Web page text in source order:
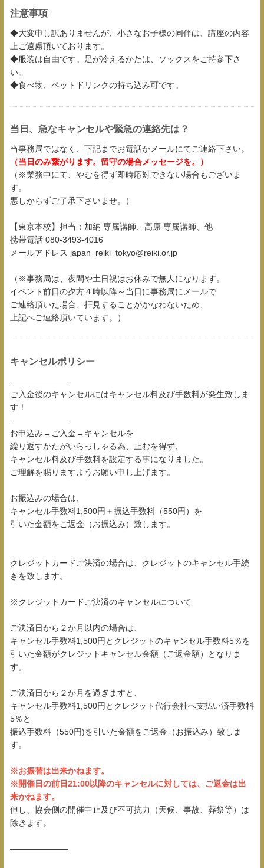
注意事項
◆大変申し訳ありませんが、小さなお子様の同伴は、講座の内容
上ご遠慮頂いております。
◆服装は自由です。足が冷えるかたは、ソックスをご持参下さ
い。
◆食べ物、ペットドリンクの持ち込み可です。
当日、急なキャンセルや緊急の連絡先は？
当事務局ではなく、下記までお電話かメールにてご連絡下さい。
（当日のみ繋がります。留守の場合メッセージを。）
（※業務中にて、やむを得ず即時応対できない場合もございま
す。
悪しからずご了承下さいませ。）
【東京本校】担当：加納 専属講師、高原 専属講師、他
携帯電話 080-3493-4016
メールアドレス japan_reiki_tokyo@reiki.or.jp
（※事務局は、夜間や土日祝はお休みで無人になります。
イベント前日の夕方４時以降～当日に事務局にメールで
ご連絡頂いた場合、拝見することがかなわないため、
上記へご連絡頂いています。）
キャンセルポリシー
―――――――
ご入金後のキャンセルにはキャンセル料及び手数料が発生致しま
す！
―――――――
お申込み→ご入金→キャンセルを
繰り返すかたがいらっしゃる為、止むを得ず、
キャンセル料及び手数料を設定する事になりました。
ご理解を賜りますようお願い申し上げます。
お振込みの場合は、
キャンセル手数料1,500円＋振込手数料（550円）を
引いた金額をご返金（お振込み）致します。
クレジットカードご決済の場合は、クレジットのキャンセル手続
きを致します。
※クレジットカードご決済のキャンセルについて
ご決済日から２か月以内の場合は、
キャンセル手数料1,500円とクレジットのキャンセル手数料5％を
引いた金額がクレジットキャンセル金額（ご返金額）となりま
す。
ご決済日から２か月を過ぎますと、
キャンセル手数料1,500円とクレジット代行会社へ支払い済手数料
5％と
振込手数料（550円)を引いた金額をご返金（お振込み）致しま
す。
※お振替は出来かねます。
※開催日の前日21:00以降のキャンセルに対しては、ご返金は出
来かねます。
但し、協会側の開催中止及び不可抗力（天候、事故、葬祭等）は
除きます。
―――――――